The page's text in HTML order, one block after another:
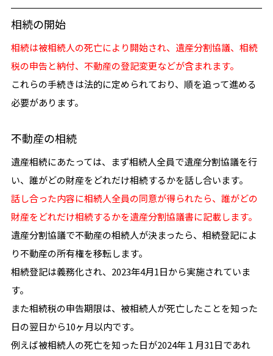
相続の開始
相続は被相続人の死亡により開始され、遺産分割協議、相続
税の申告と納付、不動産の登記変更などが含まれます。
これらの手続きは法的に定められており、順を追って進める
必要があります。
不動産の相続
遺産相続にあたっては、まず相続人全員で遺産分割協議を行
い、誰がどの財産をどれだけ相続するかを話し合います。
話し合った内容に相続人全員の同意が得られたら、誰がどの
財産をどれだけ相続するかを遺産分割協議書に記載します。
遺産分割協議で不動産の相続人が決まったら、相続登記によ
り不動産の所有権を移転します。
相続登記は義務化され、2023年4月1日から実施されていま
す。
また相続税の申告期限は、被相続人が死亡したことを知った
日の翌日から10ヶ月以内です。
例えば被相続人の死亡を知った日が2024年１月31日であれ